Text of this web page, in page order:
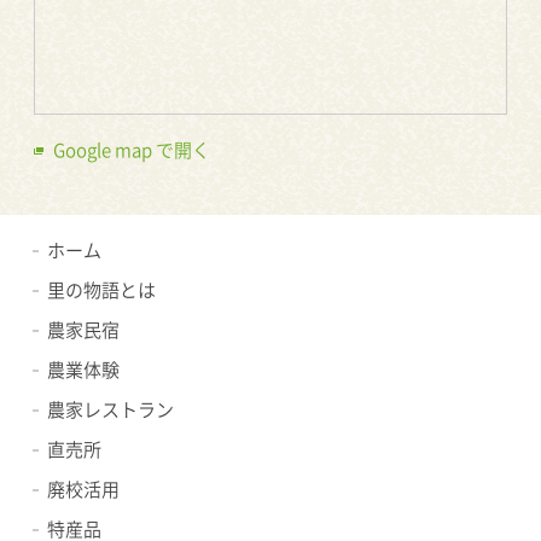
Google map で開く
ホーム
里の物語とは
農家民宿
農業体験
農家レストラン
直売所
廃校活用
特産品